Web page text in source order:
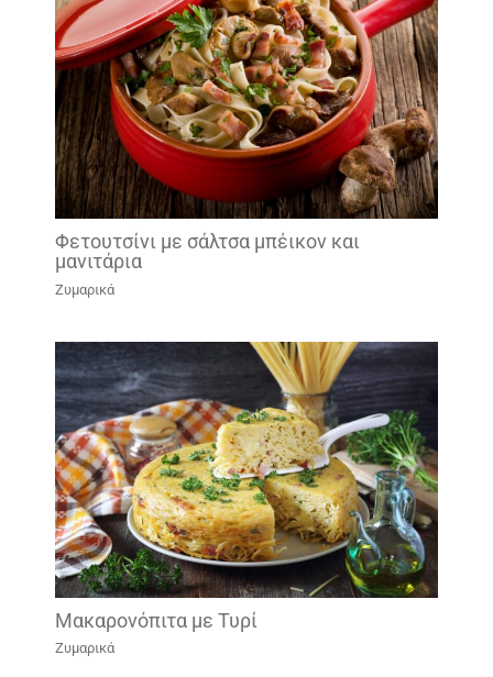
Φετουτσίνι με σάλτσα μπέικον και
μανιτάρια
Ζυμαρικά
Μακαρονόπιτα με Τυρί
Ζυμαρικά